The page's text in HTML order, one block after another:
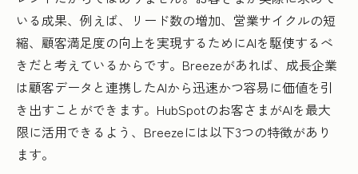
いる成果、例えば、リード数の増加、営業サイクルの短
縮、顧客満足度の向上を実現するためにAIを駆使するべ
きだと考えているからです。Breezeがあれば、成長企業
は顧客データと連携したAIから迅速かつ容易に価値を引
き出すことができます。HubSpotのお客さまがAIを最大
限に活用できるよう、Breezeには以下3つの特徴があり
ます。